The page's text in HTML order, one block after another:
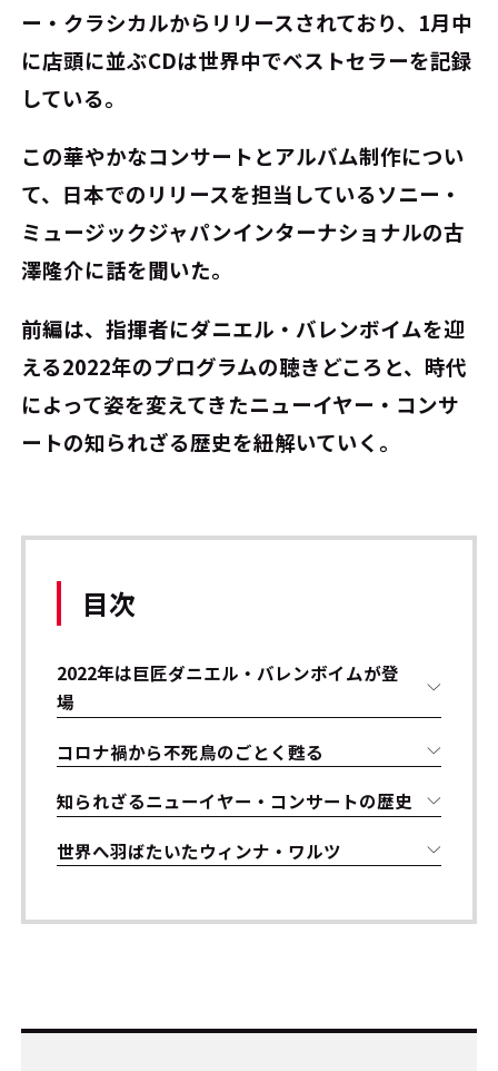
ー・クラシカルからリリースされており、1月中
に店頭に並ぶCDは世界中でベストセラーを記録
している。
この華やかなコンサートとアルバム制作につい
て、日本でのリリースを担当しているソニー・
ミュージックジャパンインターナショナルの古
澤隆介に話を聞いた。
前編は、指揮者にダニエル・バレンボイムを迎
える2022年のプログラムの聴きどころと、時代
によって姿を変えてきたニューイヤー・コンサ
ートの知られざる歴史を紐解いていく。
目次
2022年は巨匠ダニエル・バレンボイムが登
場
コロナ禍から不死鳥のごとく甦る
知られざるニューイヤー・コンサートの歴史
世界へ羽ばたいたウィンナ・ワルツ